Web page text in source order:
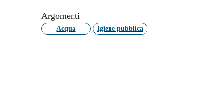
Argomenti
Acqua Igiene pubblica